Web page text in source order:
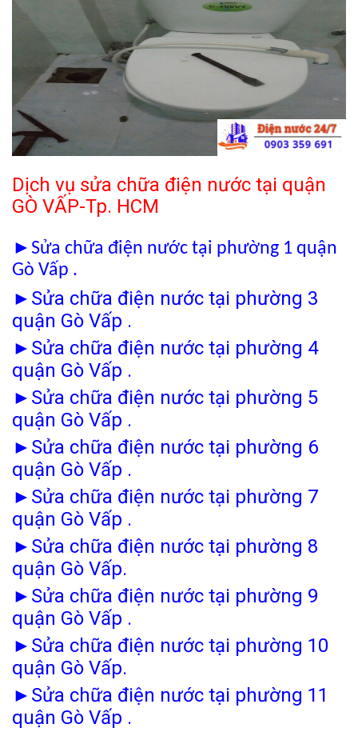
Dịch vụ sửa chữa điện nước tại quận
GÒ VẤP-Tp. HCM
► Sửa chữa điện nước tại phường 1 quận
Gò Vấp .
► Sửa chữa điện nước tại phường 3
quận Gò Vấp .
► Sửa chữa điện nước tại phường 4
quận Gò Vấp .
► Sửa chữa điện nước tại phường 5
quận Gò Vấp .
► Sửa chữa điện nước tại phường 6
quận Gò Vấp .
► Sửa chữa điện nước tại phường 7
quận Gò Vấp .
► Sửa chữa điện nước tại phường 8
quận Gò Vấp.
► Sửa chữa điện nước tại phường 9
quận Gò Vấp .
► Sửa chữa điện nước tại phường 10
quận Gò Vấp.
► Sửa chữa điện nước tại phường 11
quận Gò Vấp .